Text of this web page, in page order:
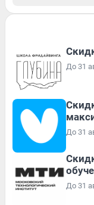
До 31
До 31
До 31